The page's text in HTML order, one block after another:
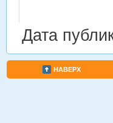
Дата
НАВЕРХ